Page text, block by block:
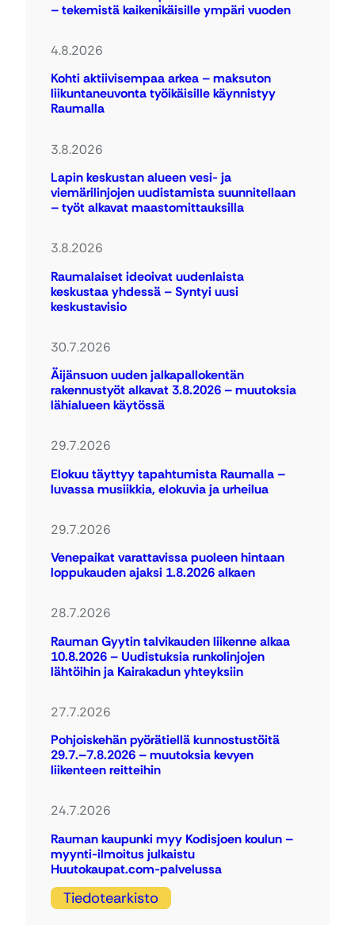
– tekemistä kaikenikäisille ympäri vuoden
4.8.2026
Kohti aktiivisempaa arkea – maksuton
liikuntaneuvonta työikäisille käynnistyy
Raumalla
3.8.2026
Lapin keskustan alueen vesi- ja
viemärilinjojen uudistamista suunnitellaan
– työt alkavat maastomittauksilla
3.8.2026
Raumalaiset ideoivat uudenlaista
keskustaa yhdessä – Syntyi uusi
keskustavisio
30.7.2026
Äijänsuon uuden jalkapallokentän
rakennustyöt alkavat 3.8.2026 – muutoksia
lähialueen käytössä
29.7.2026
Elokuu täyttyy tapahtumista Raumalla –
luvassa musiikkia, elokuvia ja urheilua
29.7.2026
Venepaikat varattavissa puoleen hintaan
loppukauden ajaksi 1.8.2026 alkaen
28.7.2026
Rauman Gyytin talvikauden liikenne alkaa
10.8.2026 – Uudistuksia runkolinjojen
lähtöihin ja Kairakadun yhteyksiin
27.7.2026
Pohjoiskehän pyörätiellä kunnostustöitä
29.7.–7.8.2026 – muutoksia kevyen
liikenteen reitteihin
24.7.2026
Rauman kaupunki myy Kodisjoen koulun –
myynti-ilmoitus julkaistu
Huutokaupat.com-palvelussa
Tiedotearkisto